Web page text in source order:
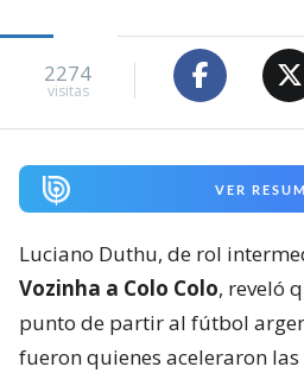
2274
visitas
VER
Luciano Duthu, de rol
Vozinha a Colo Colo, reveló
punto de partir al fútbol
fueron quienes aceleraron